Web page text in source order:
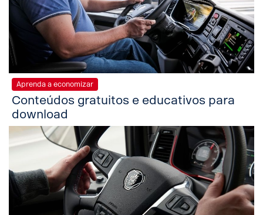
Aprenda a economizar
Conteúdos gratuitos e educativos para
download